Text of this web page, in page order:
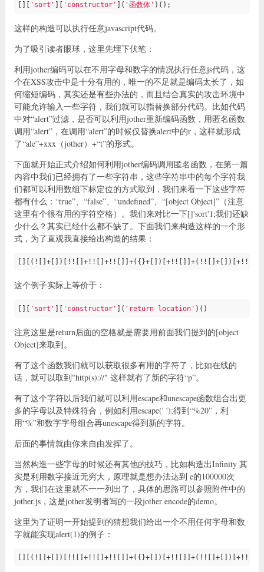
'sort' 'constructor' ]( '函数体' )();
​这样的构造可以执行任意javascript代码。
为了吸引读者眼球，这里先埋下伏笔：
利用jother编码可以在不用字母和数字的情况执行任意js代码，这
个在XSS攻击中是十分有用的，唯一的不足就是编码太长了，如
何缩短编码，其实还是有些办法的，而且结合真实的攻击环境中
可能允许输入一些字符，我们就可以指替换部分代码。比如代码
中对“alert”过滤，是否可以利用jother重新编码函数，用匿名函数
调用“alert”，在调用“alert”的时候仅替换alert中的r，这样就形成
了“ale”+xxx（jother）+“t”的形式。
下面就开始正式介绍如何利用jother编码调用匿名函数，在第一篇
内容中我们已经拥有了一些字符串，这些字符串中的每个字符我
们都可以利用数组下标定位的方式取到，我们来看一下这些字符
都有什么：“true”、“false”、“undefined”、“[object Object]”（注意
这里有个很有用的字符空格）。我们来对比一下[]'sort'1;我们还缺
少什么？其实已经什么都不缺了。下面我们来构造这样的一个形
式，为了直观我直接给出构造的结果：
这个例子实际上等价于：
[][ 'sort' ][ 'constructor' ]( 'return location' )()
注意这里是return后面的空格就是需要用前面我们提到的[object
Object]来取到。
有了这个函数我们就可以获取很多有用的字符了，比如在线的
话，就可以取到"http(s)://" 这样就有了新的字符“p”。
有了这个字符以后我们就可以利用escape和unescape函数组合出更
多的字母以及特殊符合，例如利用escape(' ');得到“%20”，利
用“%”和数字字母组合再unescape得到新的字符。
后面的事情就由你来自由发挥了。
当然构造一些字母的时候还有其他的技巧，比如构造出Infinity 其
实是利用数字接近无穷大，原理就是想办法达到 e的100000次
方，我们在这里就不一一列出了，具体的思路可以参照附件中的
jother.js，这是jother发明者写的一段jother encode的demo。
这里为了证明一开始提到的猜想我们给出一个不用任何字母和数
字就能实现alert(1)的例子：
[ ][ (![ ]+[ ])[ !![ ]+!![ ]+!![ ]]+({}+[ ])[+!![ ]]+(!![ ]+[ ])[+!![